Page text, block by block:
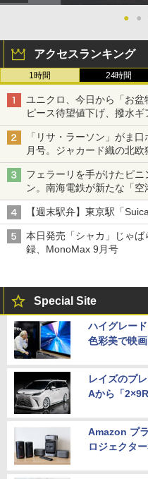
● ●
アクセスランキング
1時間 24時間
ユニクロ、今日から「お
ピース待望値下げ、撥水
「リサ・ラーソン」がま
月号。ジャカード織の北欧
フェラーリを手がけたピ
ン。南海電鉄が新たな「
【週末駅弁】東京駅「
本日発売「シャカ」じゃ
録、MonoMax 9月号
Special Site
ハイグレー
色彩美で映
レイズのプ
Aから「
Amazon プ
ロジェクタ